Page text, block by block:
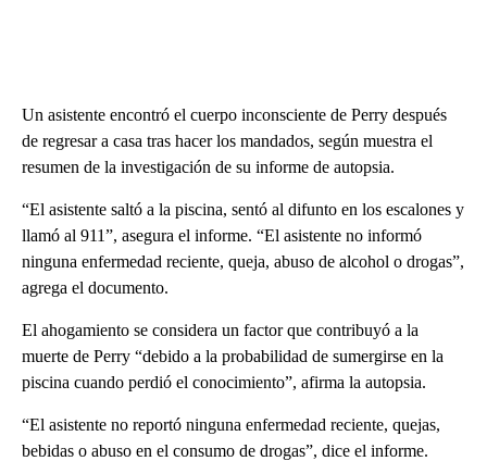
Un asistente encontró el cuerpo inconsciente de Perry después
de regresar a casa tras hacer los mandados, según muestra el
resumen de la investigación de su informe de autopsia.
“El asistente saltó a la piscina, sentó al difunto en los escalones y
llamó al 911”, asegura el informe. “El asistente no informó
ninguna enfermedad reciente, queja, abuso de alcohol o drogas”,
agrega el documento.
El ahogamiento se considera un factor que contribuyó a la
muerte de Perry “debido a la probabilidad de sumergirse en la
piscina cuando perdió el conocimiento”, afirma la autopsia.
“El asistente no reportó ninguna enfermedad reciente, quejas,
bebidas o abuso en el consumo de drogas”, dice el informe.